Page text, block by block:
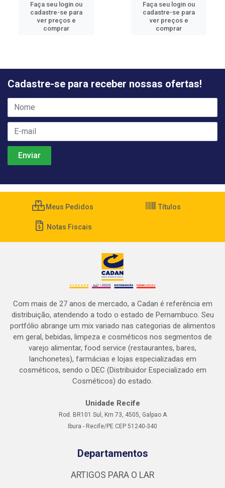
Faça seu login ou
cadastre-se para
ver preços e
comprar
Faça seu login ou
cadastre-se para
ver preços e
comprar
Cadastre-se para receber nossas ofertas!
Meus Pedidos Títulos
Notas Fiscais
Com mais de 27 anos de mercado, a Cadan é referência em
distribuição, atendendo a todo o estado de Pernambuco. Seu
portfólio abrange um mix variado nas categorias de alimentos
em geral, bebidas, limpeza e cosméticos nos segmentos de
varejo alimentar, food service (restaurantes, bares,
lanchonetes), farmácias e lojas especializadas em
cosméticos, sendo o DEC (Distribuidor Especializado em
Cosméticos) do estado.
Unidade Recife
Rod. BR101 Sul, Km 73, 4505, Galpao A
Ibura - Recife/PE CEP 51240-340
Departamentos
ARTIGOS PARA O LAR